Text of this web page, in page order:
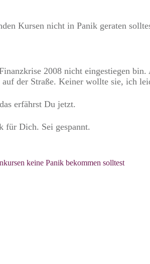
Kursen nicht in Panik geraten
2008 nicht eingestiegen
der Straße. Keiner wollte sie, ich
erfährst Du jetzt.
für Dich. Sei gespannt.
keine Panik bekommen solltest